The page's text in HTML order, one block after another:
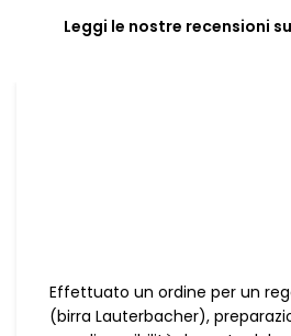
Leggi le nostre recensioni su
Effettuato un ordine per un
(birra Lauterbacher),